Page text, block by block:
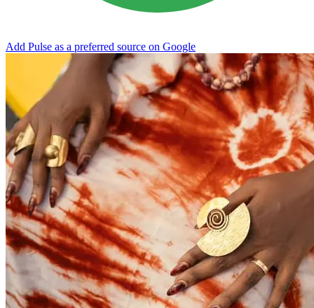
Add Pulse as a preferred source on Google